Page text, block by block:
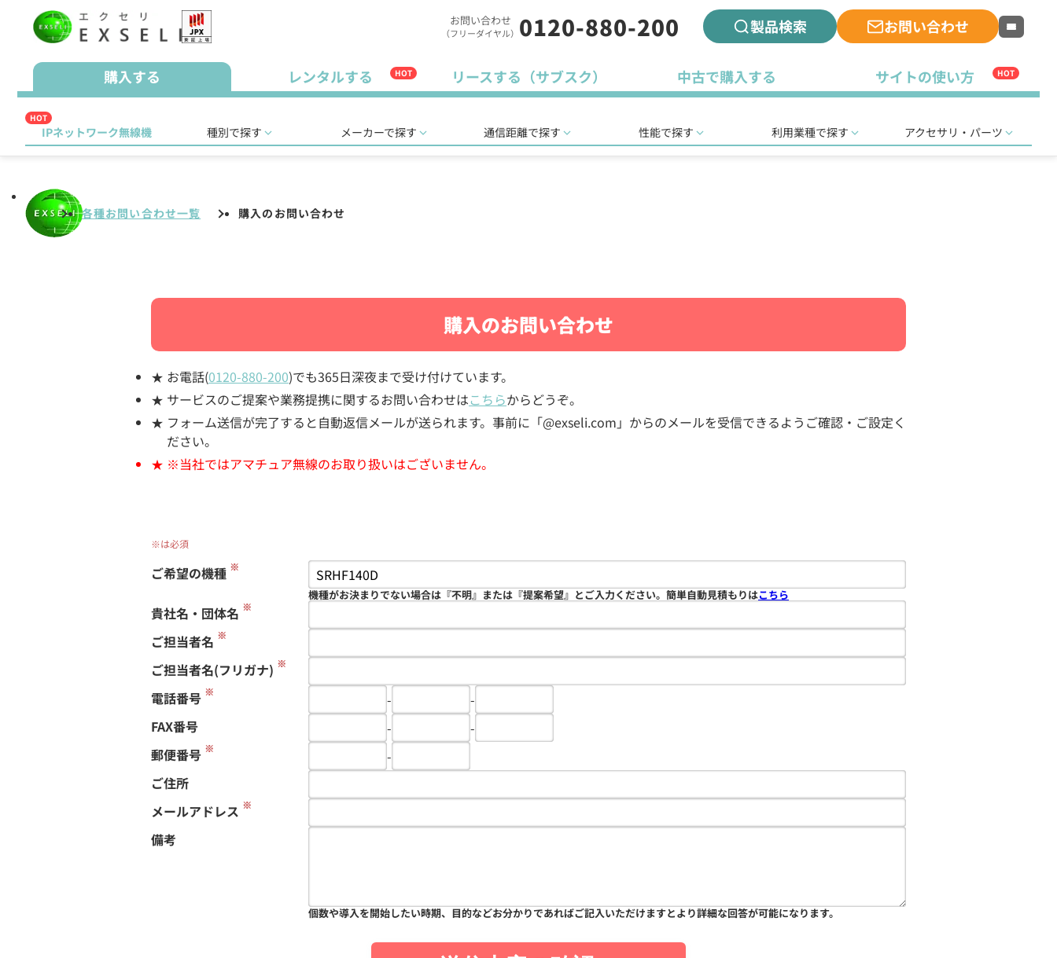
お問い合わせ
（フリーダイヤル） 0120-880-200 製品検索 お問い合わせ
購入する レンタルする HOT リースする（サブスク） 中古で購入する サイトの使い方 HOT
HOT
IPネットワーク無線機 種別で探す メーカーで探す 通信距離で探す 性能で探す 利用業種で探す アクセサリ・パーツ
各種お問い合わせ一覧 購入のお問い合わせ
購入のお問い合わせ
お電話(0120-880-200)でも365日深夜まで受け付けています。
サービスのご提案や業務提携に関するお問い合わせはこちらからどうぞ。
フォーム送信が完了すると自動返信メールが送られます。事前に「@exseli.com」からのメールを受信できるようご確認・ご設定く
ださい。
※当社ではアマチュア無線のお取り扱いはございません。
※は必須
ご希望の機種 ※
機種がお決まりでない場合は『不明』または『提案希望』とご入力ください。簡単自動見積もりはこちら
貴社名・団体名 ※
ご担当者名 ※
ご担当者名(フリガナ) ※
電話番号 ※ -
-
FAX番号
-
-
郵便番号 ※
-
ご住所
メールアドレス ※
備考
個数や導入を開始したい時期、目的などお分かりであればご記入いただけますとより詳細な回答が可能になります。